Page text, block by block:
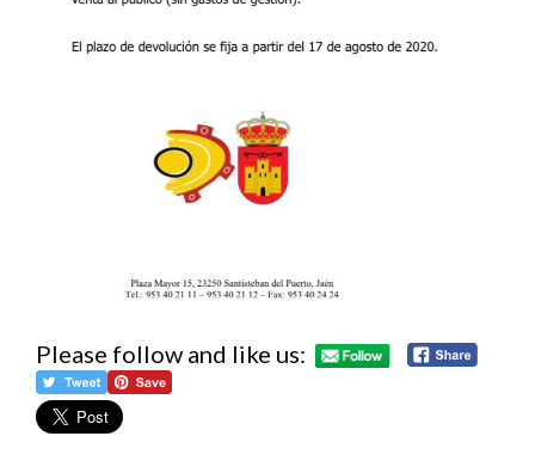
Please follow and like us: